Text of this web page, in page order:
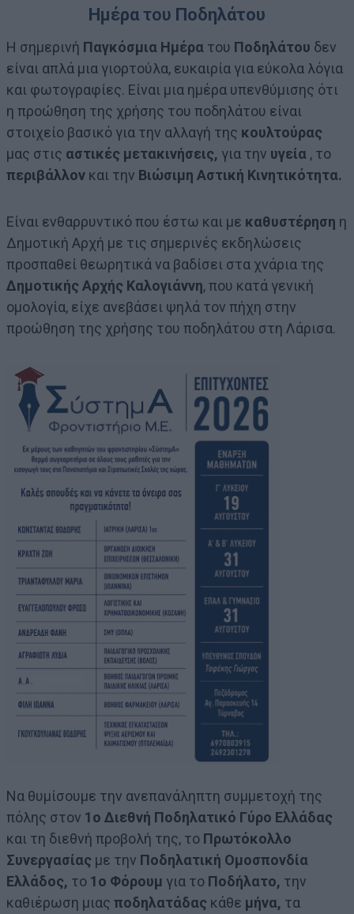
Ημέρα του Ποδηλάτου
Η σημερινή Παγκόσμια Ημέρα του Ποδηλάτου δεν
είναι απλά μια γιορτούλα, ευκαιρία για εύκολα λόγια
και φωτογραφίες. Είναι μια ημέρα υπενθύμισης ότι
η προώθηση της χρήσης του ποδηλάτου είναι
στοιχείο βασικό για την αλλαγή της κουλτούρας
μας στις αστικές μετακινήσεις, για την υγεία , το
περιβάλλον και την Βιώσιμη Αστική Κινητικότητα.
Είναι ενθαρρυντικό που έστω και με καθυστέρηση η
Δημοτική Αρχή με τις σημερινές εκδηλώσεις
προσπαθεί θεωρητικά να βαδίσει στα χνάρια της
Δημοτικής Αρχής Καλογιάννη, που κατά γενική
ομολογία, είχε ανεβάσει ψηλά τον πήχη στην
προώθηση της χρήσης του ποδηλάτου στη Λάρισα.
Να θυμίσουμε την ανεπανάληπτη συμμετοχή της
πόλης στον 1ο Διεθνή Ποδηλατικό Γύρο Ελλάδας
και τη διεθνή προβολή της, το Πρωτόκολλο
Συνεργασίας με την Ποδηλατική Ομοσπονδία
Ελλάδος, το 1ο Φόρουμ για το Ποδήλατο, την
καθιέρωση μιας ποδηλατάδας κάθε μήνα, τα